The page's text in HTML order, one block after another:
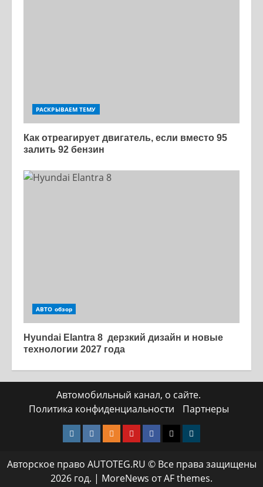
РАСКРЫВАЕМ ТЕМУ
Как отреагирует двигатель, если вместо 95
залить 92 бензин
АВТО обзор
Hyundai Elantra 8 дерзкий дизайн и новые
технологии 2027 года
Автомобильный канал, о сайте.
Политика конфиденциальности
Партнеры
Instagram
VK Одноклассники
YotubeFacebook
TwitterТелеграмм
Авторское право AUTOTEG.RU © Все права защищены
2026 год. | MoreNews от AF themes.